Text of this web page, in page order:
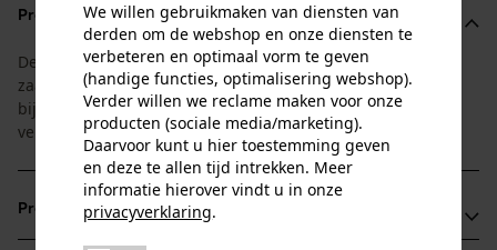
Productomschrijving
Deze 1+4 voordeelset is afgestemd op de standtijd van
zaagblad en zaagketting. U ontvangt 1 zaagblad met 4
bijpassende zaagkettingen. Zo heeft u altijd een
vervangende ketting bij de hand.
Productvoordelen
We willen gebruikmaken van diensten van
derden om de webshop en onze diensten te
verbeteren en optimaal vorm te geven
(handige functies, optimalisering webshop).
Verder willen we reclame maken voor onze
producten (sociale media/marketing).
Daarvoor kunt u hier toestemming geven
en deze te allen tijd intrekken. Meer
informatie hierover vindt u in onze
privacyverklaring.